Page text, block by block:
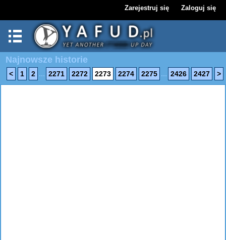
Zarejestruj się Zaloguj się
Najnowsze historie
< 1 2 ... 2271 2272 2273 2274 2275 ... 2426 2427 >